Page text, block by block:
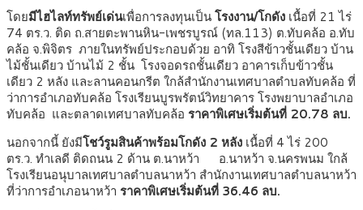
โดยมีไฮไลท์ทรัพย์เด่นเพื่อการลงทุนเป็นโรงงาน/โกดัง เนื้อที่ 21 ไร่
74 ตร.ว. ติด ถ.สายตะพานหิน-เพชรบูรณ์ (ทล.113) ต.ทับคล้อ อ.ทับ
คล้อ จ.พิจิตร ภายในทรัพย์ประกอบด้วย อาทิ โรงสีข้าวชั้นเดียว บ้าน
ไม้ชั้นเดียว บ้านไม้ 2 ชั้น โรงจอดรถชั้นเดียว อาคารเก็บข้าวชั้น
เดียว 2 หลัง และลานคอนกรีต ใกล้สำนักงานเทศบาลตำบลทับคล้อ ที่
ว่าการอำเภอทับคล้อ โรงเรียนบูรพรัตน์วิทยาคาร โรงพยาบาลอำเภอ
ทับคล้อ และตลาดเทศบาลทับคล้อ ราคาพิเศษเริ่มต้นที่ 20.78 ลบ.
นอกจากนี้ ยังมีโชว์รูมสินค้าพร้อมโกดัง 2 หลัง เนื้อที่ 4 ไร่ 200
ตร.ว. ทำเลดี ติดถนน 2 ด้าน ต.นาหว้า อ.นาหว้า จ.นครพนม ใกล้
โรงเรียนอนุบาลเทศบาลตำบลนาหว้า สำนักงานเทศบาลตำบลนาหว้า
ที่ว่าการอำเภอนาหว้า ราคาพิเศษเริ่มต้นที่ 36.46 ลบ.